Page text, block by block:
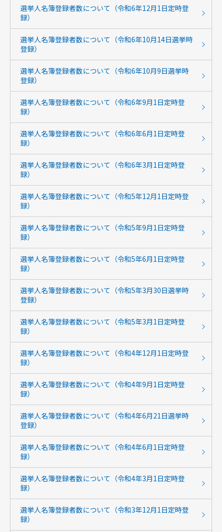
選挙人名簿登録者数について（令和6年12月1日定時登
録）
選挙人名簿登録者数について（令和6年10月14日選挙時
登録）
選挙人名簿登録者数について（令和6年10月9日選挙時
登録）
選挙人名簿登録者数について（令和6年9月1日定時登
録）
選挙人名簿登録者数について（令和6年6月1日定時登
録）
選挙人名簿登録者数について（令和6年3月1日定時登
録）
選挙人名簿登録者数について（令和5年12月1日定時登
録）
選挙人名簿登録者数について（令和5年9月1日定時登
録）
選挙人名簿登録者数について（令和5年6月1日定時登
録）
選挙人名簿登録者数について（令和5年3月30日選挙時
登録）
選挙人名簿登録者数について（令和5年3月1日定時登
録）
選挙人名簿登録者数について（令和4年12月1日定時登
録）
選挙人名簿登録者数について（令和4年9月1日定時登
録）
選挙人名簿登録者数について（令和4年6月21日選挙時
登録）
選挙人名簿登録者数について（令和4年6月1日定時登
録）
選挙人名簿登録者数について（令和4年3月1日定時登
録）
選挙人名簿登録者数について（令和3年12月1日定時登
録）